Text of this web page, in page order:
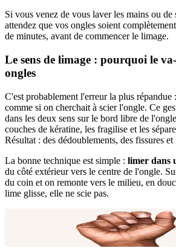
Si vous venez de vous laver les mains ou de
attendez que vos ongles soient
de minutes, avant de commencer le limage.
Le sens de limage : pourquoi le
ongles
C'est probablement l'erreur la plus
comme si on cherchait à scier l'ongle. Ce
dans les deux sens sur le bord libre de
couches de kératine, les fragilise et les
Résultat : des dédoublements, des fissures
La bonne technique est simple : limer dans
du côté extérieur vers le centre de l'ongle.
du coin et on remonte vers le milieu, en
lime glisse, elle ne scie pas.